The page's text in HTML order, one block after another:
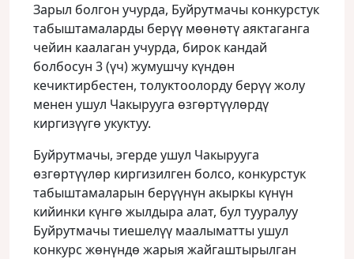
Зарыл болгон учурда, Буйрутмачы конкурстук
табыштамаларды берүү мөөнөтү аяктаганга
чейин каалаган учурда, бирок кандай
болбосун 3 (үч) жумушчу күндөн
кечиктирбестен, толуктоолорду берүү жолу
менен ушул Чакырууга өзгөртүүлөрдү
киргизүүгө укуктуу.
Буйрутмачы, эгерде ушул Чакырууга
өзгөртүүлөр киргизилген болсо, конкурстук
табыштамаларын берүүнүн акыркы күнүн
кийинки күнгө жылдыра алат, бул тууралуу
Буйрутмачы тиешелүү маалыматты ушул
конкурс жөнүндө жарыя жайгаштырылган